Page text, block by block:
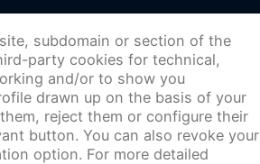
subdomain or section of the
party cookies for technical,
and/or to show you
drawn up on the basis of your
reject them or configure their
button. You can also revoke your
option. For more detailed